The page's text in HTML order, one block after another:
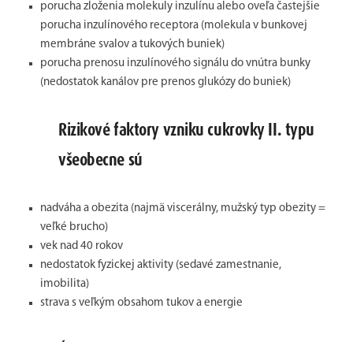
porucha zloženia molekuly inzulínu alebo oveľa častejšie
porucha inzulínového receptora (molekula v bunkovej
membráne svalov a tukových buniek)
porucha prenosu inzulínového signálu do vnútra bunky
(nedostatok kanálov pre prenos glukózy do buniek)
Rizikové faktory vzniku cukrovky II. typu
všeobecne sú
nadváha a obezita (najmä viscerálny, mužský typ obezity =
veľké brucho)
vek nad 40 rokov
nedostatok fyzickej aktivity (sedavé zamestnanie,
imobilita)
strava s veľkým obsahom tukov a energie